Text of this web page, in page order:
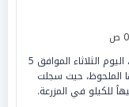
حافظت أسعار الدواجن في مصر، اليوم الثلاثاء الموافق 5
الملحوظ، حيث سجلت